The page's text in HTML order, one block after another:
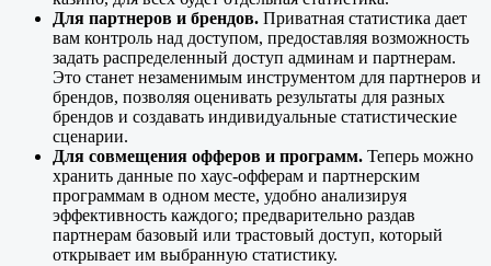
Для партнеров и брендов. Приватная статистика дает
вам контроль над доступом, предоставляя возможность
задать распределенный доступ админам и партнерам.
Это станет незаменимым инструментом для партнеров и
брендов, позволяя оценивать результаты для разных
брендов и создавать индивидуальные статистические
сценарии.
Для совмещения офферов и программ. Теперь можно
хранить данные по хаус-офферам и партнерским
программам в одном месте, удобно анализируя
эффективность каждого; предварительно раздав
партнерам базовый или трастовый доступ, который
открывает им выбранную статистику.